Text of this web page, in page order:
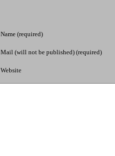
Name (required)
Mail (will not be published) (required)
Website